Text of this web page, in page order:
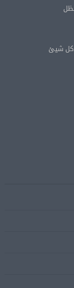
كل شيئ